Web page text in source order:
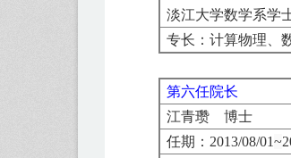
淡江大学数学系学
专长：计算物理、
第六任院长
江青瓒 博士
任期： 2013/08/01~